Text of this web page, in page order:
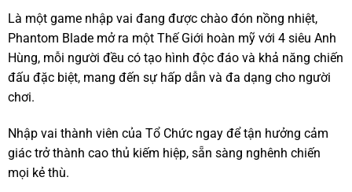
Là một game nhập vai đang được chào đón nồng nhiệt,
Phantom Blade mở ra một Thế Giới hoàn mỹ với 4 siêu Anh
Hùng, mỗi người đều có tạo hình độc đáo và khả năng chiến
đấu đặc biệt, mang đến sự hấp dẫn và đa dạng cho người
chơi.
Nhập vai thành viên của Tổ Chức ngay để tận hưởng cảm
giác trở thành cao thủ kiếm hiệp, sẵn sàng nghênh chiến
mọi kẻ thù.